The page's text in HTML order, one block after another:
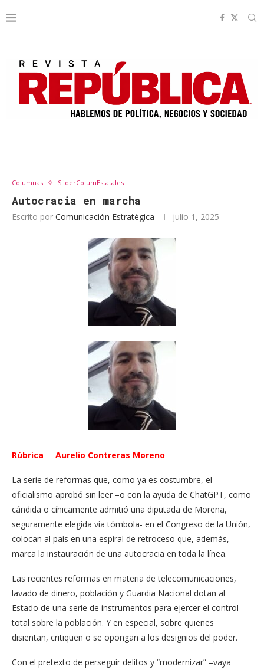
Columnas SliderColumEstatales
Autocracia en marcha
Escrito por Comunicación Estratégica julio 1, 2025
Rúbrica Aurelio Contreras Moreno
La serie de reformas que, como ya es costumbre, el
oficialismo aprobó sin leer –o con la ayuda de ChatGPT, como
cándida o cínicamente admitió una diputada de Morena,
seguramente elegida vía tómbola- en el Congreso de la Unión,
colocan al país en una espiral de retroceso que, además,
marca la instauración de una autocracia en toda la línea.
Las recientes reformas en materia de telecomunicaciones,
lavado de dinero, población y Guardia Nacional dotan al
Estado de una serie de instrumentos para ejercer el control
total sobre la población. Y en especial, sobre quienes
disientan, critiquen o se opongan a los designios del poder.
Con el pretexto de perseguir delitos y “modernizar” –vaya